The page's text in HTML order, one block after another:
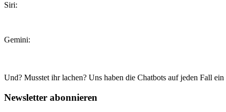
Siri:
Gemini:
Und? Musstet ihr lachen? Uns haben die Chatbots auf jeden Fall
Newsletter abonnieren